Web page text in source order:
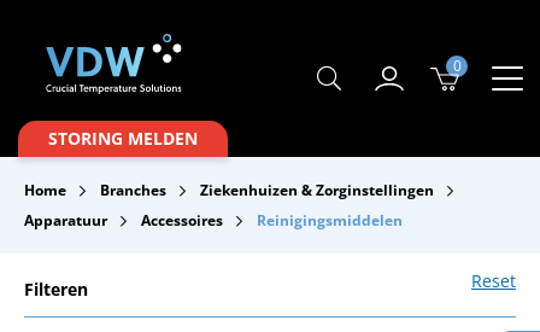
Producten
Branches
Merken
Service & Onderhoud
0
STORING MELDEN
Home Branches
Ziekenhuizen & Zorginstellingen
Apparatuur
Accessoires Reinigingsmiddelen
Filteren Reset